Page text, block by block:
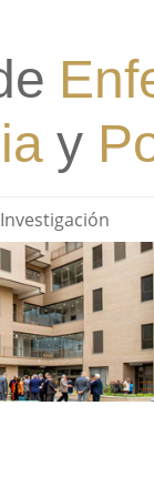
Investigación